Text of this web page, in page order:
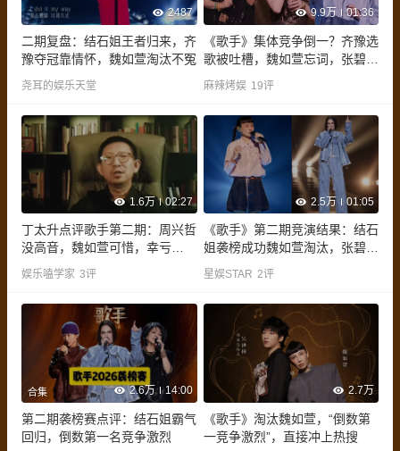
2487
二期复盘：结石姐王者归来，齐
豫夺冠靠情怀，魏如萱淘汰不冤
尧耳的娱乐天堂
9.9万 01:36
《歌手》集体竞争倒一？齐豫选
歌被吐槽，魏如萱忘词，张碧晨
不稳
麻辣烤娱 19评
1.6万 02:27
丁太升点评歌手第二期：周兴哲
没高音，魏如萱可惜，幸亏
Jessie J来“救场”
娱乐嗑学家 3评
2.5万 01:05
《歌手》第二期竞演结果：结石
姐袭榜成功魏如萱淘汰，张碧晨
第六
星娱STAR 2评
合集 2.6万 14:00
第二期袭榜赛点评：结石姐霸气
回归，倒数第一名竞争激烈
2.7万
《歌手》淘汰魏如萱，“倒数第
一竞争激烈”，直接冲上热搜